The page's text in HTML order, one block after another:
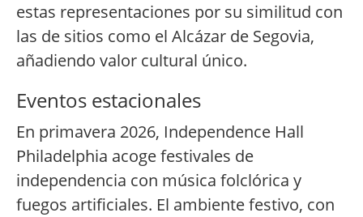
estas representaciones por su similitud con
las de sitios como el Alcázar de Segovia,
añadiendo valor cultural único.
Eventos estacionales
En primavera 2026, Independence Hall
Philadelphia acoge festivales de
independencia con música folclórica y
fuegos artificiales. El ambiente festivo, con